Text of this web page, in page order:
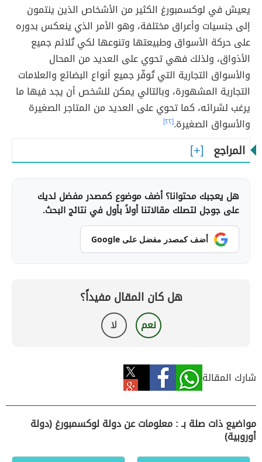
يعيش في لوكسمبورغ الكثير من الأشخاص الذين ينتمون
إلى جنسيات وأعراق مختلفة، وهو الأمر الذي ينعكس بدوره
على حركة الأسواق وطبيعتها وتنوعها لكي تُلائم جميع
الأذواق، ولذلك فهي تحوي على العديد من المحال
والأسواق التجارية التي تُوفّر جميع أنواع البضائع والعلامات
التجارية المشهورة، وبالتالي يمكن للشخص أن يجد فيها ما
يرغب لشرائه، كما تحوي على العديد من المتاجر الصغيرة
والأسواق الصغيرة.[٢٢]
المراجع
هل يعجبك محتوانا؟ أضف موضوع كمصدر مفضل لديك
على جوجل لتصلك مقالاتنا أولاً بأول في نتائج البحث.
أضف كمصدر مفضل على Google
هل كان المقال مفيداً؟
نعم لا
شارك المقالة
مواضيع ذات صلة بـ : معلومات عن دولة لوكسمبورغ (دولة
أوروبية)